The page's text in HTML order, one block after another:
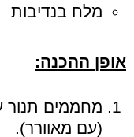
מלח בנדיבות
אופן ההכנה:
(עם מאוורר).